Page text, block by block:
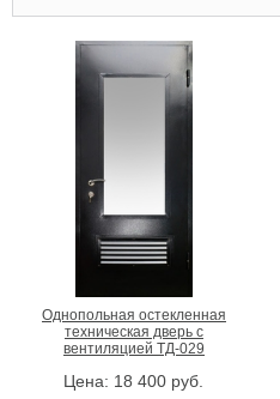
Однопольная остекленная
техническая дверь с
вентиляцией ТД-029
Цена: 18 400 руб.